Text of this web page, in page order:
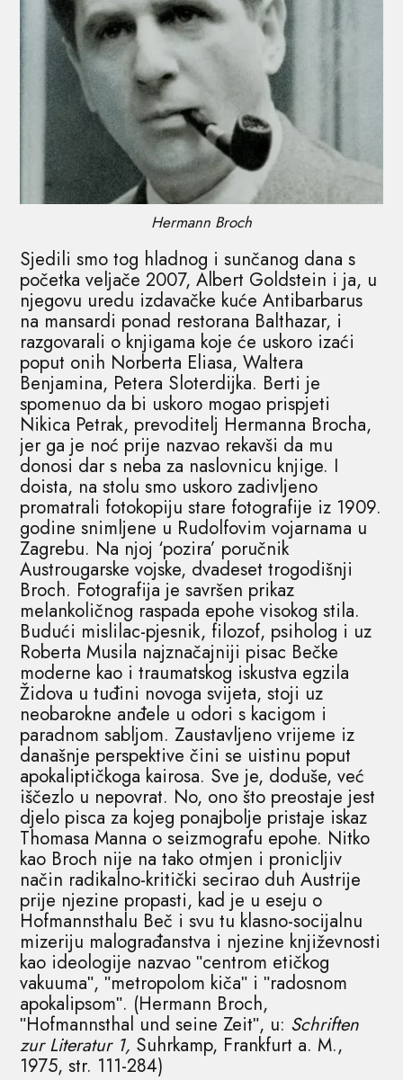
Hermann Broch
Sjedili smo tog hladnog i sunčanog dana s
početka veljače 2007, Albert Goldstein i ja, u
njegovu uredu izdavačke kuće Antibarbarus
na mansardi ponad restorana Balthazar, i
razgovarali o knjigama koje će uskoro izaći
poput onih Norberta Eliasa, Waltera
Benjamina, Petera Sloterdijka. Berti je
spomenuo da bi uskoro mogao prispjeti
Nikica Petrak, prevoditelj Hermanna Brocha,
jer ga je noć prije nazvao rekavši da mu
donosi dar s neba za naslovnicu knjige. I
doista, na stolu smo uskoro zadivljeno
promatrali fotokopiju stare fotografije iz 1909.
godine snimljene u Rudolfovim vojarnama u
Zagrebu. Na njoj ‘pozira’ poručnik
Austrougarske vojske, dvadeset trogodišnji
Broch. Fotografija je savršen prikaz
melankoličnog raspada epohe visokog stila.
Budući mislilac-pjesnik, filozof, psiholog i uz
Roberta Musila najznačajniji pisac Bečke
moderne kao i traumatskog iskustva egzila
Židova u tuđini novoga svijeta, stoji uz
neobarokne anđele u odori s kacigom i
paradnom sabljom. Zaustavljeno vrijeme iz
današnje perspektive čini se uistinu poput
apokaliptičkoga kairosa. Sve je, doduše, već
iščezlo u nepovrat. No, ono što preostaje jest
djelo pisca za kojeg ponajbolje pristaje iskaz
Thomasa Manna o seizmografu epohe. Nitko
kao Broch nije na tako otmjen i pronicljiv
način radikalno-kritički secirao duh Austrije
prije njezine propasti, kad je u eseju o
Hofmannsthalu Beč i svu tu klasno-socijalnu
mizeriju malograđanstva i njezine književnosti
kao ideologije nazvao ʺcentrom etičkog
vakuumaʺ, ʺmetropolom kičaʺ i ʺradosnom
apokalipsomʺ. (Hermann Broch,
ʺHofmannsthal und seine Zeitʺ, u: Schriften
zur Literatur 1, Suhrkamp, Frankfurt a. M.,
1975, str. 111-284)